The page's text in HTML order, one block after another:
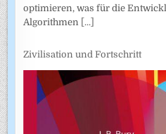
optimieren, was für die
Algorithmen [...]
Zivilisation und Fortschritt